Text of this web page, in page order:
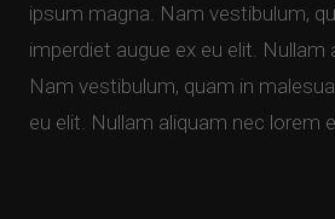
ipsum magna. Nam vestibulum,
imperdiet augue ex eu elit.
Nam vestibulum, quam in
eu elit. Nullam aliquam nec lorem